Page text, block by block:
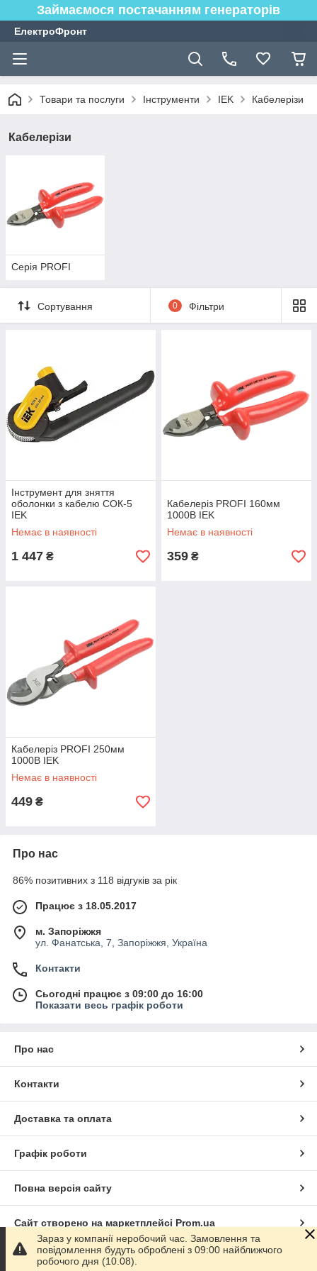
Займаємося постачанням генераторів
ЕлектроФронт
Товари та послуги Інструменти IEK Кабелерізи
Кабелерізи
Серія PROFI
Сортування 0 Фільтри
Інструмент для зняття
оболонки з кабелю СОК-5
IEK
Немає в наявності
1 447 ₴
Кабелеріз PROFI 160мм
1000В IEK
Немає в наявності
359 ₴
Кабелеріз PROFI 250мм
1000В IEK
Немає в наявності
449 ₴
Про нас
86% позитивних з 118 відгуків за рік
Працює з 18.05.2017
м. Запоріжжя
ул. Фанатська, 7, Запоріжжя, Україна
Контакти
Сьогодні працює з 09:00 до 16:00
Показати весь графік роботи
Про нас
Контакти
Доставка та оплата
Графік роботи
Повна версія сайту
Сайт створено на маркетплейсі Prom.ua
Політика конфіденційності
Зараз у компанії неробочий час. Замовлення та
повідомлення будуть оброблені з 09:00 найближчого
робочого дня (10.08).